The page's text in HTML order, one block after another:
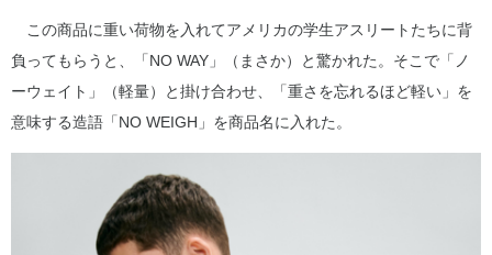
この商品に重い荷物を入れてアメリカの学生アスリートたちに背
負ってもらうと、「NO WAY」（まさか）と驚かれた。そこで「ノ
ーウェイト」（軽量）と掛け合わせ、「重さを忘れるほど軽い」を
意味する造語「NO WEIGH」を商品名に入れた。